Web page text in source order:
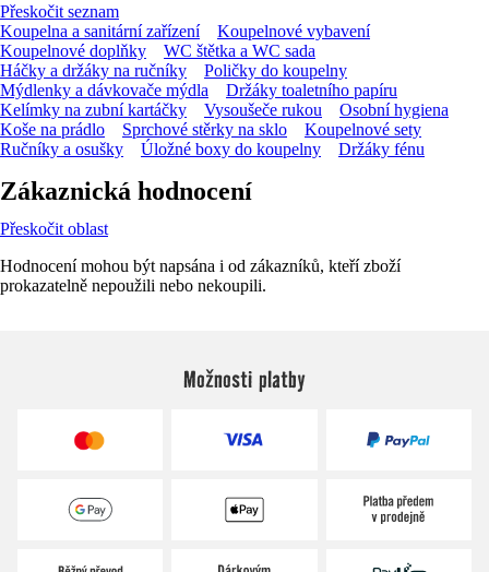
Přeskočit seznam
Koupelna a sanitární zařízení
Koupelnové vybavení
Koupelnové doplňky
WC štětka a WC sada
Háčky a držáky na ručníky
Poličky do koupelny
Mýdlenky a dávkovače mýdla
Držáky toaletního papíru
Kelímky na zubní kartáčky
Vysoušeče rukou
Osobní hygiena
Koše na prádlo
Sprchové stěrky na sklo
Koupelnové sety
Ručníky a osušky
Úložné boxy do koupelny Držáky fénu
Zákaznická hodnocení
Přeskočit oblast
Hodnocení mohou být napsána i od zákazníků, kteří zboží
prokazatelně nepoužili nebo nekoupili.
Možnosti platby